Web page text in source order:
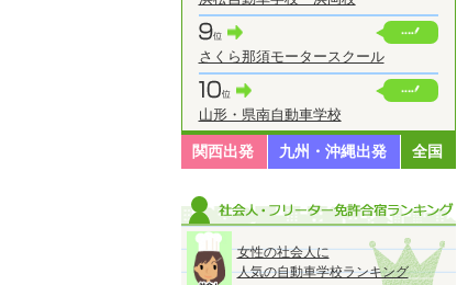
さくら那須モータースクール
山形・県南自動車学校
関西出発 九州・沖縄出発 全国
女性の社会人に
人気の自動車学校ランキング